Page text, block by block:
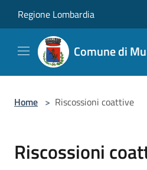
Regione Lombardia
Comune di
Home > Riscossioni coattive
Riscossioni